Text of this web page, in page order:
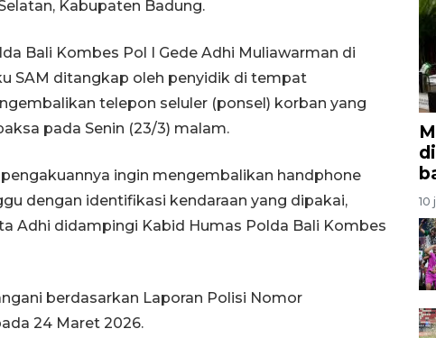
Kabupaten Badung.
Bali Kombes Pol I Gede Adhi Muliawarman di
SAM ditangkap oleh penyidik di tempat
telepon seluler (ponsel) korban yang
pada Senin (23/3) malam.
ingin mengembalikan handphone
dengan identifikasi kendaraan yang dipakai,
Adhi didampingi Kabid Humas Polda Bali Kombes
berdasarkan Laporan Polisi Nomor
24 Maret 2026.
10